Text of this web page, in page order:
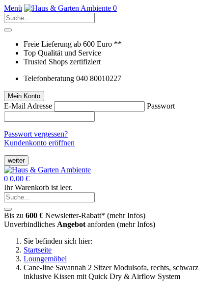
Menü 0
Freie Lieferung ab 600 Euro **
Top Qualität und Service
Trusted Shops zertifiziert
Telefonberatung 040 80010227
Mein Konto
E-Mail Adresse Passwort
Passwort vergessen?
Kundenkonto eröffnen
weiter
0 0,00 €
Ihr Warenkorb ist leer.
Bis zu 600 € Newsletter-Rabatt* (mehr Infos)
Unverbindliches Angebot anforden (mehr Infos)
Sie befinden sich hier:
Startseite
Loungemöbel
Cane-line Savannah 2 Sitzer Modulsofa, rechts, schwarz
inklusive Kissen mit Quick Dry & Airflow System